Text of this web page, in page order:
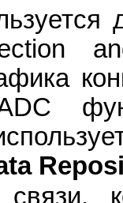
ADC